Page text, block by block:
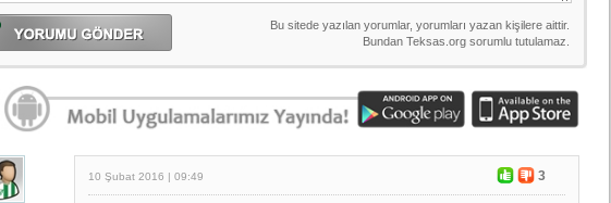
10 Şubat 2016 | 09:49 3
Bursaspor - Altınordu
1. Lig 32. Hafta
04 Temmuz 2020 Cumartesi | 20:00 Fikstür